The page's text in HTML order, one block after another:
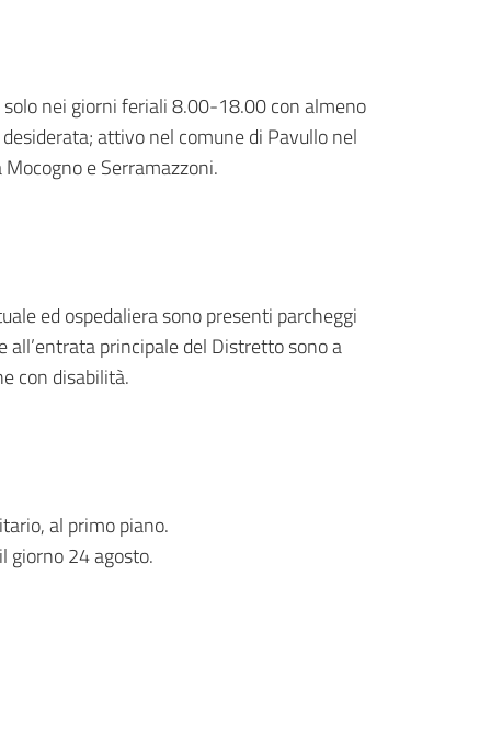
nei giorni feriali 8.00-18.00 con almeno
attivo nel comune di Pavullo nel
e Serramazzoni.
ed ospedaliera sono presenti parcheggi
principale del Distretto sono a
con disabilità.
al primo piano.
giorno 24 agosto.